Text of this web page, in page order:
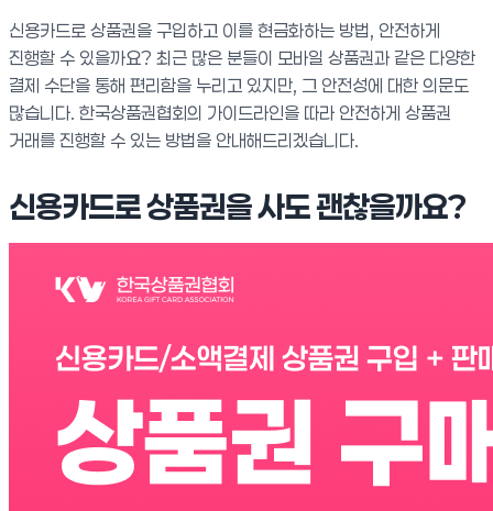
신용카드로 상품권을 구입하고 이를 현금화하는 방법, 안전하게
진행할 수 있을까요? 최근 많은 분들이 모바일 상품권과 같은 다양한
결제 수단을 통해 편리함을 누리고 있지만, 그 안전성에 대한 의문도
많습니다. 한국상품권협회의 가이드라인을 따라 안전하게 상품권
거래를 진행할 수 있는 방법을 안내해드리겠습니다.
신용카드로 상품권을 사도 괜찮을까요?